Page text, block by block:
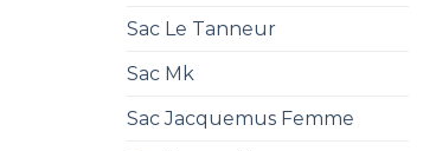
Sac Le Tanneur
Sac Mk
Sac Jacquemus Femme